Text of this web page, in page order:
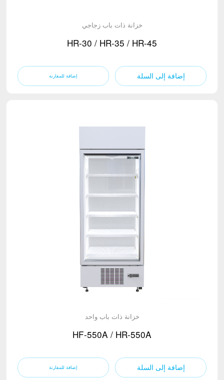
خزانة ذات باب زجاجي
HR-30 / HR-35 / HR-45
إضافة إلى السلة
خزانة ذات باب واحد
HF-550A / HR-550A
إضافة إلى السلة